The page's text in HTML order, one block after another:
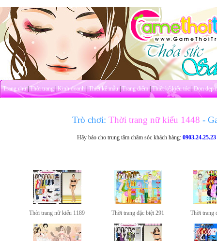
Trang chủ|Thời trang|Kinh doanh|Thiết kế mẫu|Trang điểm|Thiết kế kiểu tóc|Dọn dẹp
Trò chơi: Thời trang nữ kiểu 1448-
Hãy báo cho trung tâm chăm sóc khách hàng:0903.24.25.23
Thời trang nữ kiểu 1189 Thời trang đặc biệt 291 Thời trang